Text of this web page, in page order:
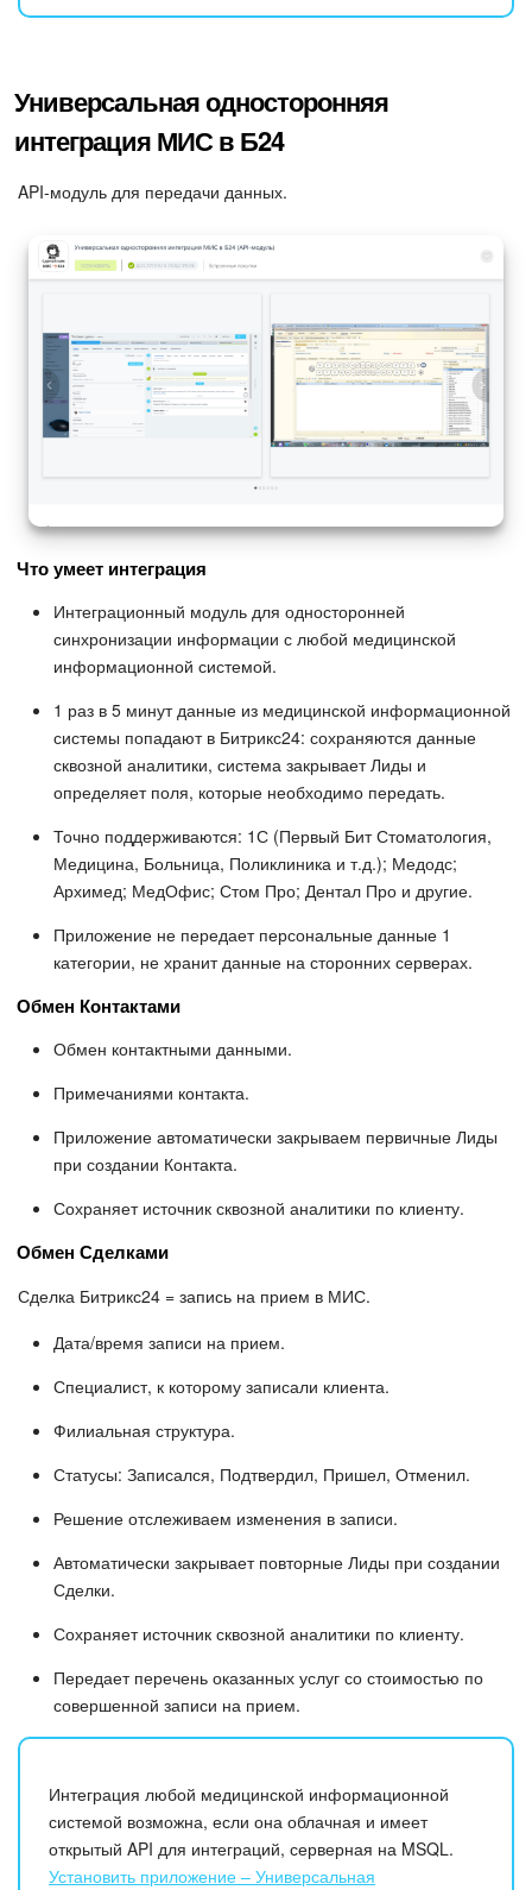
Универсальная односторонняя
интеграция МИС в Б24
API-модуль для передачи данных.
Что умеет интеграция
Интеграционный модуль для односторонней
синхронизации информации с любой медицинской
информационной системой.
1 раз в 5 минут данные из медицинской информационной
системы попадают в Битрикс24: сохраняются данные
сквозной аналитики, система закрывает Лиды и
определяет поля, которые необходимо передать.
Точно поддерживаются: 1С (Первый Бит Стоматология,
Медицина, Больница, Поликлиника и т.д.); Медодс;
Архимед; МедОфис; Стом Про; Дентал Про и другие.
Приложение не передает персональные данные 1
категории, не хранит данные на сторонних серверах.
Обмен Контактами
Обмен контактными данными.
Примечаниями контакта.
Приложение автоматически закрываем первичные Лиды
при создании Контакта.
Сохраняет источник сквозной аналитики по клиенту.
Обмен Сделками
Сделка Битрикс24 = запись на прием в МИС.
Дата/время записи на прием.
Специалист, к которому записали клиента.
Филиальная структура.
Статусы: Записался, Подтвердил, Пришел, Отменил.
Решение отслеживаем изменения в записи.
Автоматически закрывает повторные Лиды при создании
Сделки.
Сохраняет источник сквозной аналитики по клиенту.
Передает перечень оказанных услуг со стоимостью по
совершенной записи на прием.
Интеграция любой медицинской информационной
системой возможна, если она облачная и имеет
открытый API для интеграций, серверная на MSQL.
Установить приложение – Универсальная